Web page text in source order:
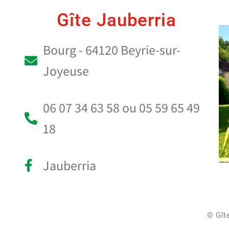
Gîte Jauberria
Bourg - 64120 Beyrie-sur-
Joyeuse
06 07 34 63 58 ou 05 59 65 49
18
Jauberria
©